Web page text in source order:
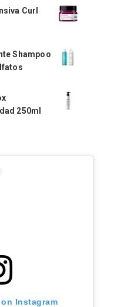
Curl
Shampoo
250ml
Instagram